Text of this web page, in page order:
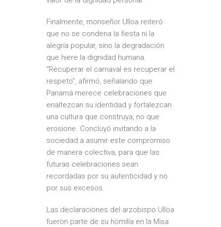
Finalmente, monseñor Ulloa reiteró
que no se condena la fiesta ni la
alegría popular, sino la degradación
que hiere la dignidad humana.
“Recuperar el carnaval es recuperar el
respeto”, afirmó, señalando que
Panamá merece celebraciones que
enaltezcan su identidad y fortalezcan
una cultura que construya, no que
erosione. Concluyó invitando a la
sociedad a asumir este compromiso
de manera colectiva, para que las
futuras celebraciones sean
recordadas por su autenticidad y no
por sus excesos.
Las declaraciones del arzobispo Ulloa
fueron parte de su homilía en la Misa